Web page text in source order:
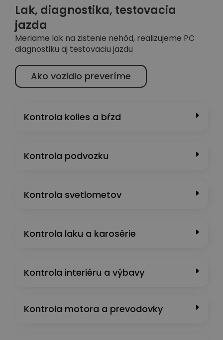
Lak, diagnostika, testovacia
jazda
Meriame lak na zistenie nehôd, realizujeme PC
diagnostiku aj testovaciu jazdu
Ako vozidlo preveríme
Kontrola kolies a bŕzd
Kontrola podvozku
Kontrola svetlometov
Kontrola laku a karosérie
Kontrola interiéru a výbavy
Kontrola motora a prevodovky